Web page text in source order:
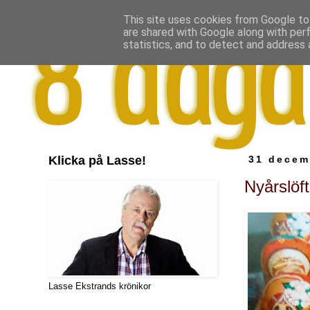
31
Klicka på Lasse!
Lasse Ekstrands krönikor
This site uses cookies from Google
are shared with Google along with
statistics, and to detect and address